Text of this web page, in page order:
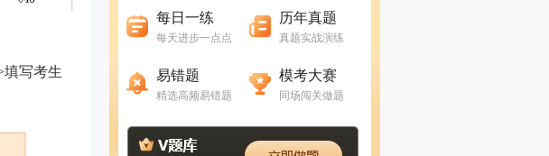
填写考生
每日一练
每天进步一点点
历年真题
真题实战演练
易错题
精选高频易错题
模考大赛
同场闯关做题